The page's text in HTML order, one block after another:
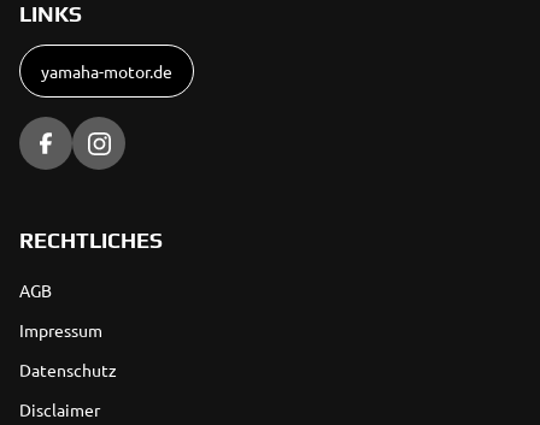
LINKS
yamaha-motor.de
RECHTLICHES
AGB
Impressum
Datenschutz
Disclaimer